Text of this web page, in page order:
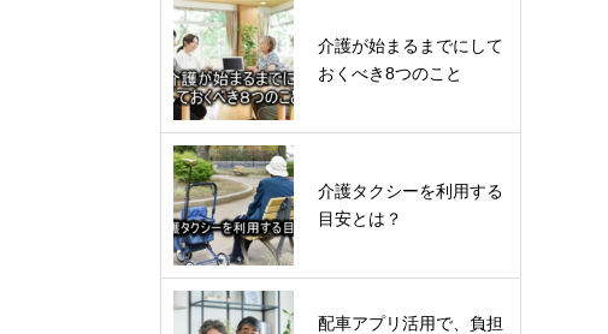
介護が始まるまでにして
おくべき8つのこと
介護タクシーを利用する
目安とは？
配車アプリ活用で、負担